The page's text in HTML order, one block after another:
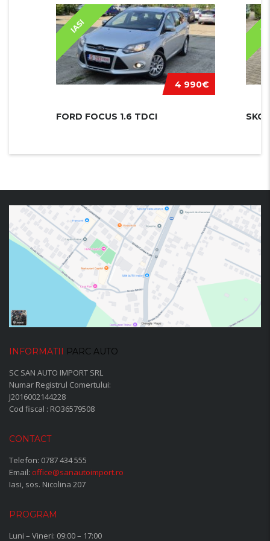
IASI
4 990€
FORD FOCUS 1.6 TDCI
INFORMATII PARC AUTO
SC SAN AUTO IMPORT SRL
Numar Registrul Comertului:
J2016002144228
Cod fiscal : RO36579508
CONTACT
Telefon: 0787 434 555
Email: office@sanautoimport.ro
Iasi, sos. Nicolina 207
PROGRAM
Luni – Vineri: 09:00 – 17:00